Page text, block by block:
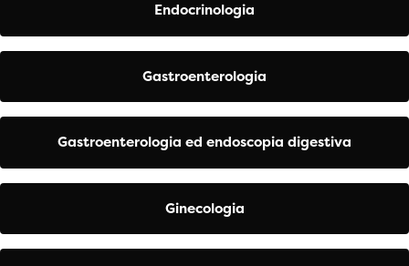
Endocrinologia
Gastroenterologia
Gastroenterologia ed endoscopia digestiva
Ginecologia